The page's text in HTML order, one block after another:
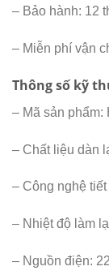
– Bảo hành: 12
– Miễn phí vận
Thông số kỹ
– Mã sản phẩm:
– Chất liệu dàn
– Công nghệ
– Nhiệt độ làm
– Nguồn điện: